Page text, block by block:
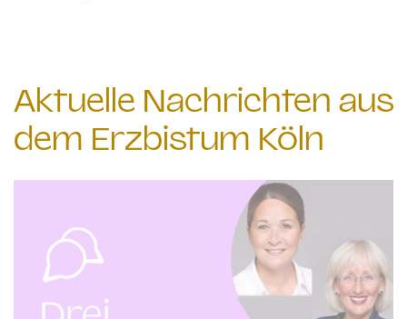
Aktuelle Nachrichten aus
dem Erzbistum Köln